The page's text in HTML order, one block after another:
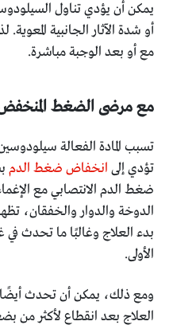
يمكن أن يؤدي تناول
أو شدة الآثار الجانبية
مع أو بعد الوجبة مباشرة.
مع مرضى الضغط
تسبب المادة الفعالة
تؤدي إلى انخفاض ضغط الدم
ضغط الدم الانتصابي مع
الدوخة والدوار والخفقان،
الأولى.
ومع ذلك، يمكن أن تحدث أيضًا
العلاج بعد انقطاع لأكثر من